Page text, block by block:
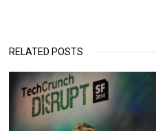
RELATED POSTS